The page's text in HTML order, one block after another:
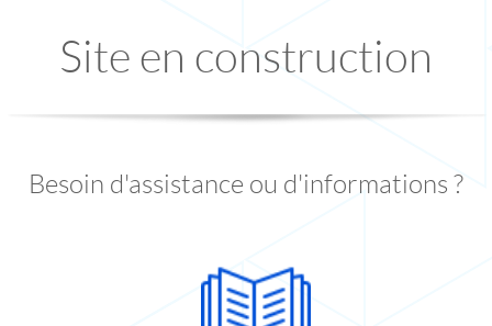
Site en construction
Besoin d'assistance ou d'informations ?